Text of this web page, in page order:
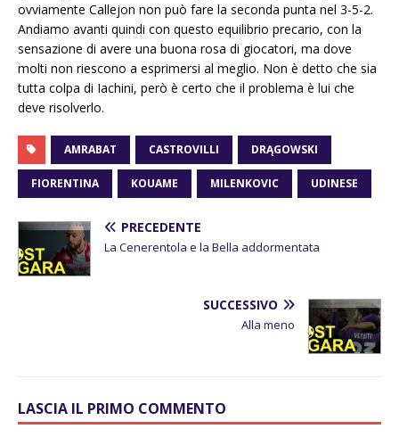
ovviamente Callejon non può fare la seconda punta nel 3-5-2.
Andiamo avanti quindi con questo equilibrio precario, con la
sensazione di avere una buona rosa di giocatori, ma dove
molti non riescono a esprimersi al meglio. Non è detto che sia
tutta colpa di Iachini, però è certo che il problema è lui che
deve risolverlo.
AMRABAT CASTROVILLI DRĄGOWSKI
FIORENTINA KOUAME MILENKOVIC UDINESE
PRECEDENTE
La Cenerentola e la Bella addormentata
SUCCESSIVO
Alla meno
LASCIA IL PRIMO COMMENTO